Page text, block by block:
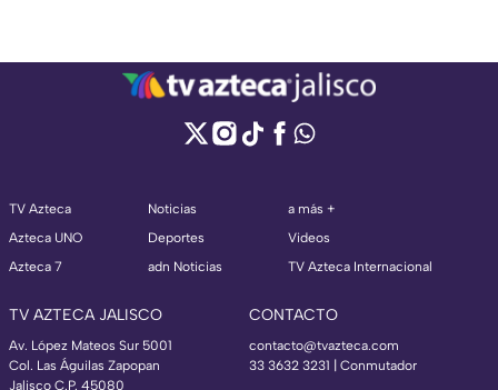
TV Azteca
Azteca UNO
Azteca 7
Noticias
Deportes
adn Noticias
a más +
Videos
TV Azteca Internacional
TV AZTECA JALISCO
Av. López Mateos Sur 5001
Col. Las Águilas Zapopan
Jalisco C.P. 45080
CONTACTO
contacto@tvazteca.com
33 3632 3231 | Conmutador